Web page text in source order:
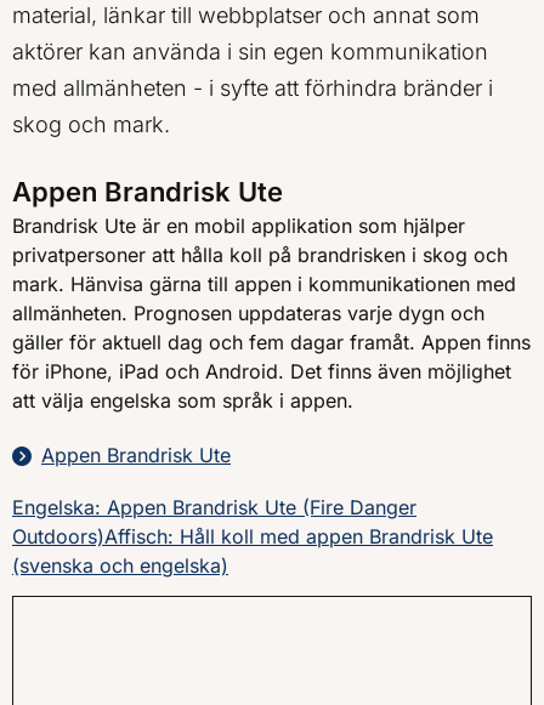
material, länkar till webbplatser och annat som
aktörer kan använda i sin egen kommunikation
med allmänheten - i syfte att förhindra bränder i
skog och mark.
Appen Brandrisk Ute
Brandrisk Ute är en mobil applikation som hjälper
privatpersoner att hålla koll på brandrisken i skog och
mark. Hänvisa gärna till appen i kommunikationen med
allmänheten. Prognosen uppdateras varje dygn och
gäller för aktuell dag och fem dagar framåt. Appen finns
för iPhone, iPad och Android. Det finns även möjlighet
att välja engelska som språk i appen.
Appen Brandrisk Ute
Engelska: Appen Brandrisk Ute (Fire Danger
Outdoors)Affisch: Håll koll med appen Brandrisk Ute
(svenska och engelska)